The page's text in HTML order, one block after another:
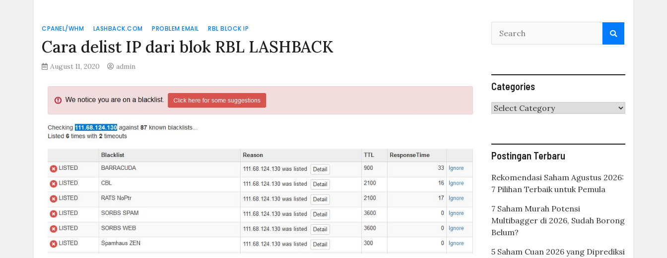
CPANEL/WHM LASHBACK.COM PROBLEM EMAIL RBL BLOCK IP
Cara delist IP dari blok RBL LASHBACK
August 11, 2020 admin
Categories
Categories
Postingan Terbaru
Rekomendasi Saham Agustus 2026:
7 Pilihan Terbaik untuk Pemula
7 Saham Murah Potensi
Multibagger di 2026, Sudah Borong
Belum?
5 Saham Cuan 2026 yang Diprediksi